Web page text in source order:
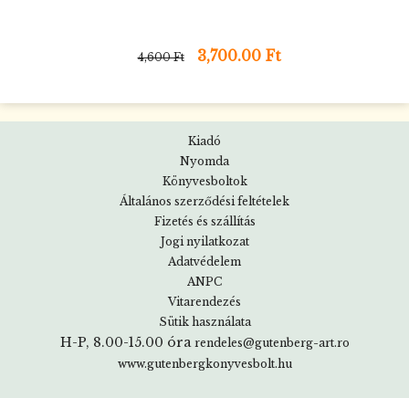
4,600 Ft 3,700.00 Ft
Kiadó
Nyomda
Könyvesboltok
Általános szerződési feltételek
Fizetés és szállítás
Jogi nyilatkozat
Adatvédelem
ANPC
Vitarendezés
Sütik használata
H-P, 8.00-15.00 óra rendeles@gutenberg-art.ro
www.gutenbergkonyvesbolt.hu